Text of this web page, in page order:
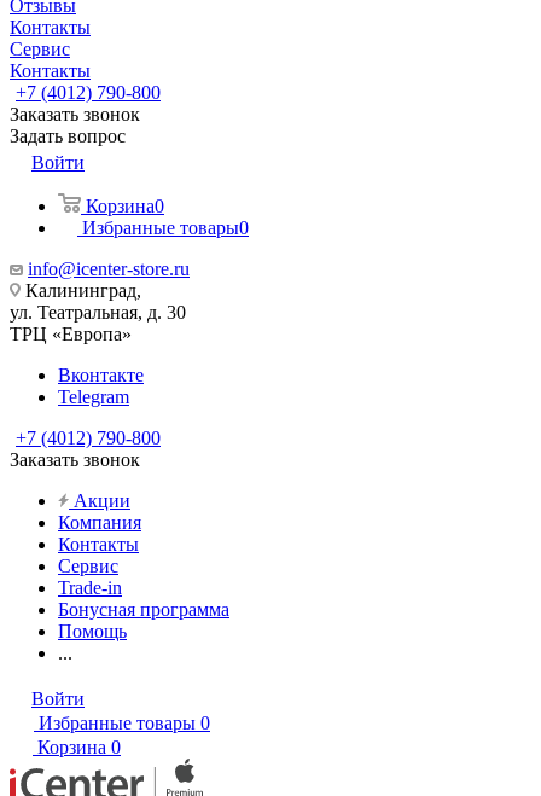
Отзывы
Контакты
Сервис
Контакты
+7 (4012) 790-800
Заказать звонок
Задать вопрос
Войти
Корзина0
Избранные товары0
info@icenter-store.ru
Калининград,
ул. Театральная, д. 30
ТРЦ «Европа»
Вконтакте
Telegram
+7 (4012) 790-800
Заказать звонок
Акции
Компания
Контакты
Сервис
Trade-in
Бонусная программа
Помощь
...
Войти
Избранные товары 0
Корзина 0